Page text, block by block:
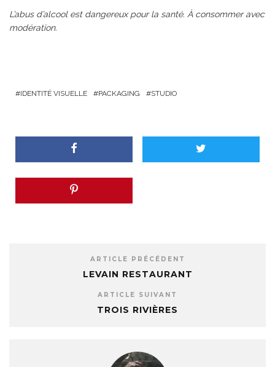
L’abus d’alcool est dangereux pour la santé. À consommer avec
modération.
IDENTITÉ VISUELLE PACKAGING STUDIO
ARTICLE PRÉCÉDENT
LEVAIN RESTAURANT
ARTICLE SUIVANT
TROIS RIVIÈRES